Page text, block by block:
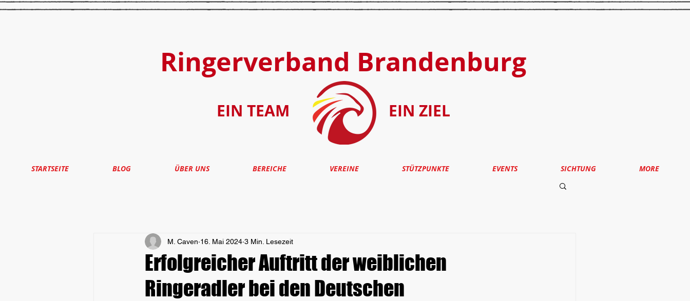
Ringerverband Brandenburg
EIN TEAM EIN ZIEL
STARTSEITE BLOG ÜBER UNS BEREICHE VEREINE STÜTZPUNKTE EVENTS SICHTUNG MORE
Erfolgreicher Auftritt der weiblichen
Ringeradler bei den Deutschen
M. Caven 16. Mai 2024 3 Min. Lesezeit